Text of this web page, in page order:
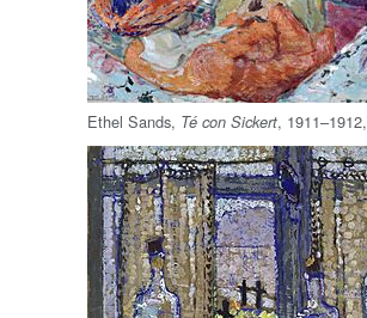
Ethel Sands, Té con Sickert, 1911–1912,